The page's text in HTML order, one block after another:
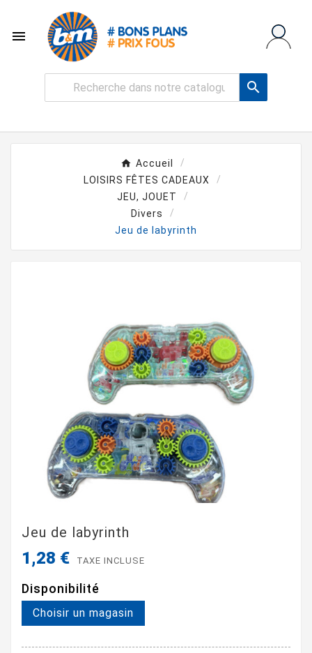


Accueil
LOISIRS FÊTES CADEAUX
JEU, JOUET
Divers
Jeu de labyrinth
Jeu de labyrinth
1,28 € TAXE INCLUSE
Disponibilité
Choisir un magasin